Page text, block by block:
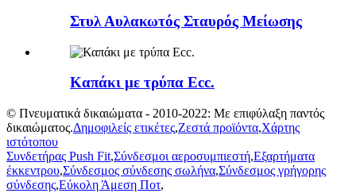
Στυλ Αυλακωτός Σταυρός Μείωσης
Καπάκι με τρύπα Ecc.
© Πνευματικά δικαιώματα - 2010-2022: Με επιφύλαξη παντός
δικαιώματος.Δημοφιλείς ετικέτες,Ζεστά προϊόντα,Χάρτης
ιστότοπου
Συνδετήρας Push Fit,Σύνδεσμοι αεροσυμπιεστή,Εξαρτήματα
έκκεντρου,Σύνδεσμος σύνδεσης σωλήνα,Σύνδεσμος γρήγορης
σύνδεσης,Εύκολη Άμεση Ποτ,